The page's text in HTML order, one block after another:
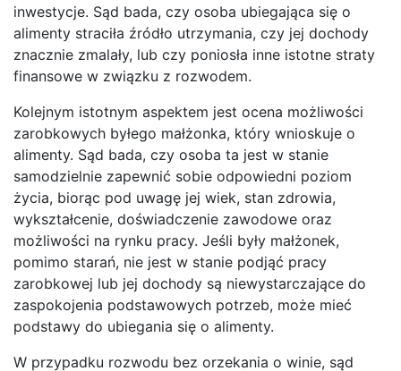
inwestycje. Sąd bada, czy osoba ubiegająca się o
alimenty straciła źródło utrzymania, czy jej dochody
znacznie zmalały, lub czy poniosła inne istotne straty
finansowe w związku z rozwodem.
Kolejnym istotnym aspektem jest ocena możliwości
zarobkowych byłego małżonka, który wnioskuje o
alimenty. Sąd bada, czy osoba ta jest w stanie
samodzielnie zapewnić sobie odpowiedni poziom
życia, biorąc pod uwagę jej wiek, stan zdrowia,
wykształcenie, doświadczenie zawodowe oraz
możliwości na rynku pracy. Jeśli były małżonek,
pomimo starań, nie jest w stanie podjąć pracy
zarobkowej lub jej dochody są niewystarczające do
zaspokojenia podstawowych potrzeb, może mieć
podstawy do ubiegania się o alimenty.
W przypadku rozwodu bez orzekania o winie, sąd